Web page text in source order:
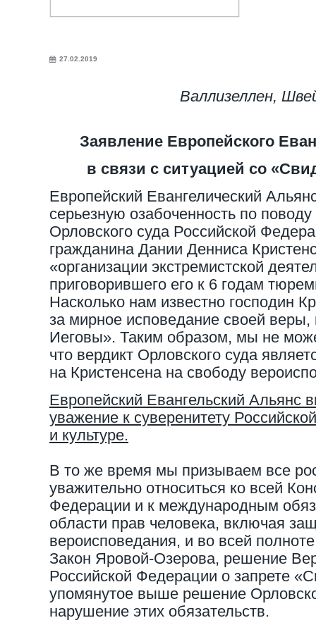
27.02.2019
Валлизеллен,
Заявление Европейского
в связи с ситуацией со
Европейский Евангелический
серьезную озабоченность по
Орловского суда Российской
гражданина Дании Денниса
«организации экстремистской
приговорившего его к 6 годам
Насколько нам известно господин
за мирное исповедание своей веры,
Иеговы». Таким образом, мы не
что вердикт Орловского суда
на Кристенсена на свободу
Европейский Евангельский Альянс
уважение к суверенитету
и культуре.
В то же время мы призываем все
уважительно относиться ко всей
Федерации и к международным
области прав человека, включая
вероисповедания, и во всей
Закон Яровой-Озерова, решение
Российской Федерации о запрете
упомянутое выше решение
нарушение этих обязательств.